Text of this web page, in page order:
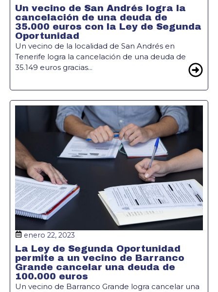
Un vecino de San Andrés logra la
cancelación de una deuda de
35.000 euros con la Ley de Segunda
Oportunidad
Un vecino de la localidad de San Andrés en
Tenerife logra la cancelación de una deuda de
35.149 euros gracias...
enero 22, 2023
La Ley de Segunda Oportunidad
permite a un vecino de Barranco
Grande cancelar una deuda de
100.000 euros
Un vecino de Barranco Grande logra cancelar una